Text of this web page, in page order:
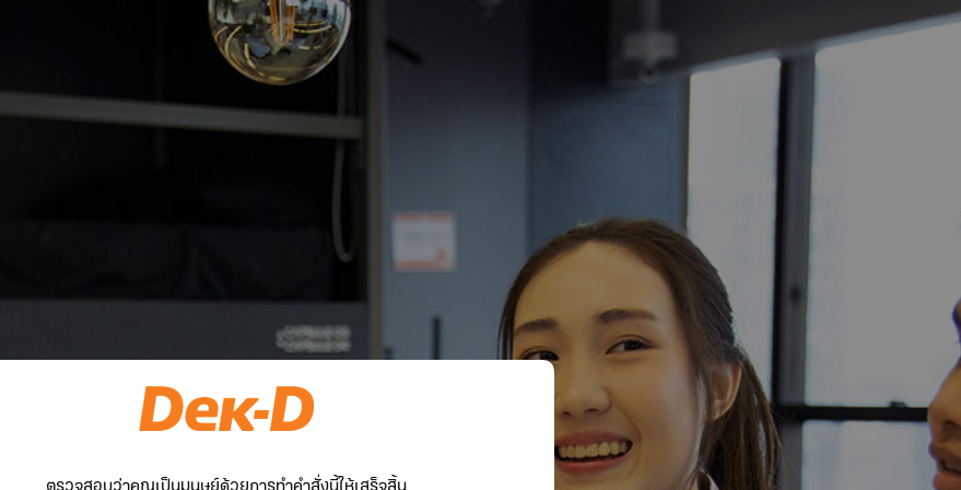
ตรวจสอบว่าคุณเป็นมนุษย์ด้วยการทำคำสั่งนี้ให้เสร็จสิ้น